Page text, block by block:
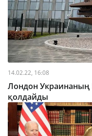
14.02.22, 16:08
Лондон
қолдайды